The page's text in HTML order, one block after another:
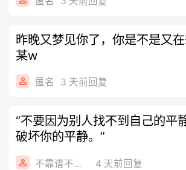
昨晚又梦见你了，你是不是又
某w
匿名 3 天前回复
“不要因为别人找不到自己的平
破坏你的平静。”
不靠谱不要联系 4 天前回复